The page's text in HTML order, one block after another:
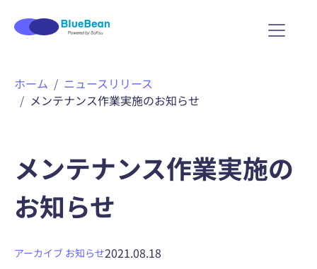
ホーム
ニュースリリース
メンテナンス作業実施のお知らせ
メンテナンス作業実施の
お知らせ
アーカイブ お知らせ2021.08.18